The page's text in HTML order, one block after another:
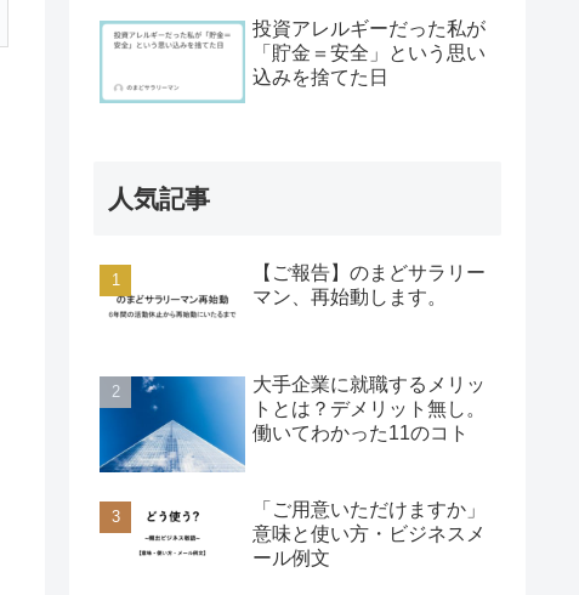
投資アレルギーだった私が
「貯金＝安全」という思い
込みを捨てた日
人気記事
【ご報告】のまどサラリー
マン、再始動します。
大手企業に就職するメリッ
トとは？デメリット無し。
働いてわかった11のコト
「ご用意いただけますか」
意味と使い方・ビジネスメ
ール例文